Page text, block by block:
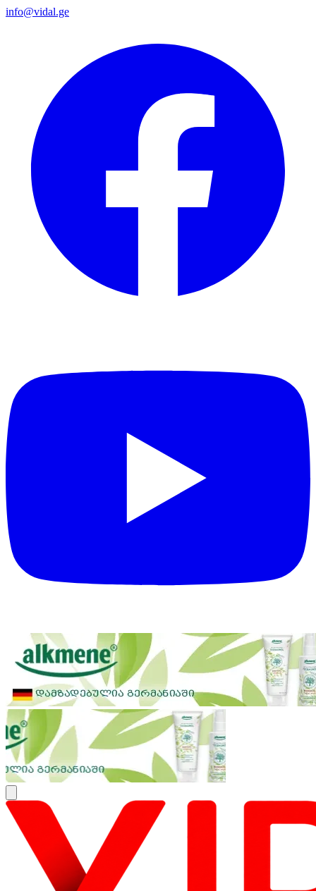
info@vidal.ge